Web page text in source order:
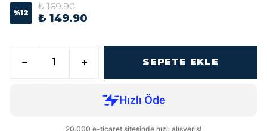
%12
₺ 169.90
₺ 149.90
SEPETE EKLE